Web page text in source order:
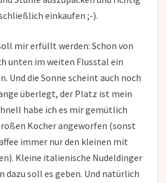
einkaufen ;-).
mir erfüllt werden: Schon von
unten im weiten Flusstal ein
Und die Sonne scheint auch noch
überlegt, der Platz ist mein
habe ich es mir gemütlich
Kocher angeworfen (sonst
immer nur den kleinen mit
Kleine italienische Nudeldinger
dazu soll es geben. Und natürlich